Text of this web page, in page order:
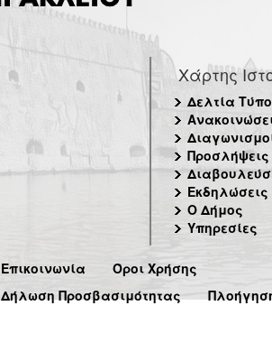
Χάρτης
Δελτία
Προσλήψεις
Εκδηλώσεις
Ο Δήμος
Υπηρεσίες
Επικοινωνία
Όροι Χρήσης
Δήλωση Προσβασιμότητας